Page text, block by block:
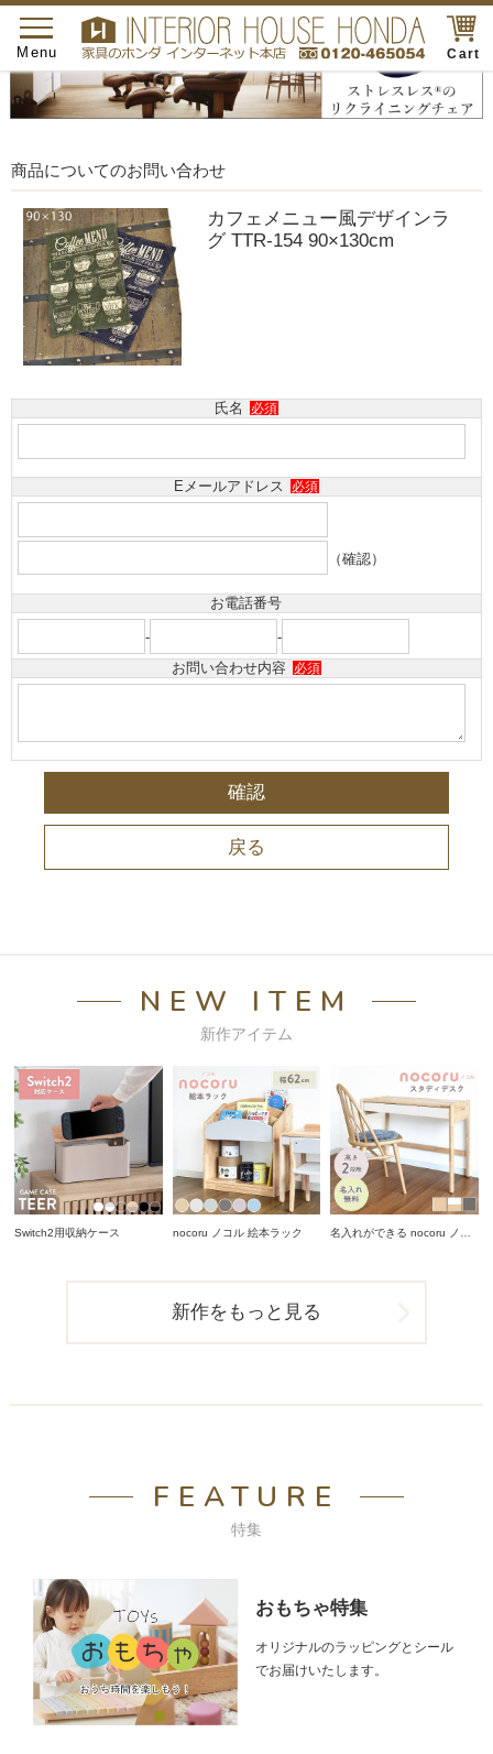
Cart
toggle
navigation
Menu
商品についてのお問い合わせ
カフェメニュー風デザインラ
グ TTR-154 90×130cm
氏名 必須
Eメールアドレス 必須
（確認）
お電話番号
-
-
お問い合わせ内容
必須
NEW ITEM
新作アイテム
Switch2用収納ケース nocoru ノコル 絵本ラック
名入れができる nocoru ノコ
新作をもっと見る
FEATURE
特集
おもちゃ特集
オリジナルのラッピングとシール
でお届けいたします。